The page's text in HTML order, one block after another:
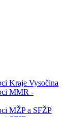
Kraje Vysočina
MMR -
MŽP a SFŽP